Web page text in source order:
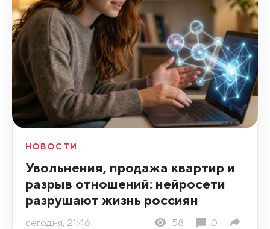
НОВОСТИ
Увольнения, продажа квартир и
разрыв отношений: нейросети
разрушают жизнь россиян
сегодня, 21:46 58 0